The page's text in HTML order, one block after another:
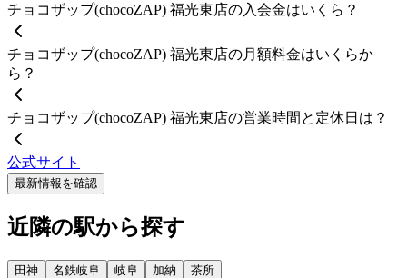
チョコザップ(chocoZAP) 福光東店の入会金はいくら？
チョコザップ(chocoZAP) 福光東店の月額料金はいくらか
ら？
チョコザップ(chocoZAP) 福光東店の営業時間と定休日は？
公式サイト
最新情報を確認
近隣の駅から探す
田神 名鉄岐阜 岐阜 加納 茶所